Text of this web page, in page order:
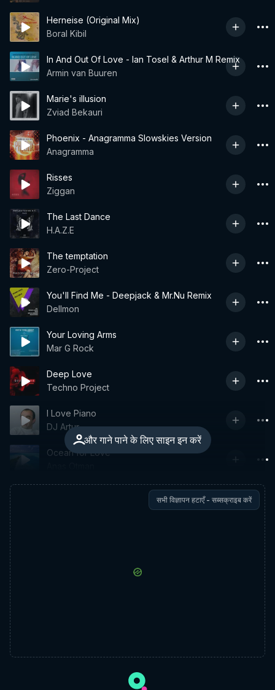
Herneise (Original Mix)
Boral Kibil
In And Out Of Love - Ian Tosel & Arthur M Remix
Armin van Buuren
Marie's illusion
Zviad Bekauri
Phoenix - Anagramma Slowskies Version
Anagramma
Risses
Ziggan
The Last Dance
H.A.Z.E
The temptation
Zero-Project
You'll Find Me - Deepjack & Mr.Nu Remix
Dellmon
Your Loving Arms
Mar G Rock
Deep Love
Techno Project
और गाने पाने के लिए साइन इन करें
I Love Piano
DJ Artur
Ocean for Love
सभी विज्ञापन हटाएँ - सब्सक्राइब करें